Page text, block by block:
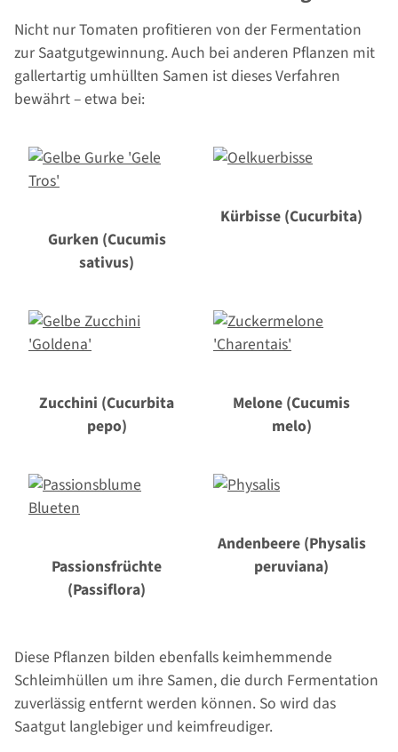
Nicht nur Tomaten profitieren von der Fermentation
zur Saatgutgewinnung. Auch bei anderen Pflanzen mit
gallertartig umhüllten Samen ist dieses Verfahren
bewährt – etwa bei:
Gurken (Cucumis
sativus)
Kürbisse (Cucurbita)
Zucchini (Cucurbita
pepo)
Melone (Cucumis
melo)
Passionsfrüchte
(Passiflora)
Andenbeere (Physalis
peruviana)
Diese Pflanzen bilden ebenfalls keimhemmende
Schleimhüllen um ihre Samen, die durch Fermentation
zuverlässig entfernt werden können. So wird das
Saatgut langlebiger und keimfreudiger.